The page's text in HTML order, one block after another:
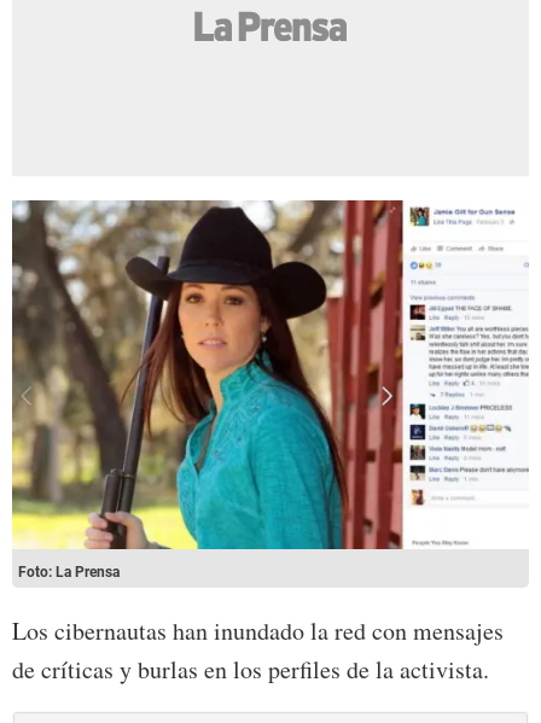
Foto: La Prensa
Los cibernautas han inundado la red con mensajes
de críticas y burlas en los perfiles de la activista.